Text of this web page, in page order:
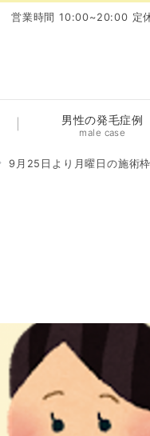
営業時間 10:00~20:00 定
男性の発毛症例
male case
9月25日より月曜日の施術